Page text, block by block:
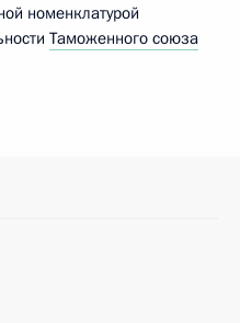
номенклатурой
Таможенного союза